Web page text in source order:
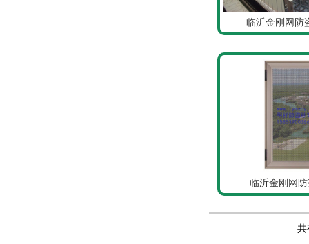
临沂金刚网防
临沂金刚网